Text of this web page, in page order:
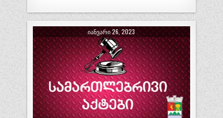
ᲘᲐᲜᲕᲐᲠᲘ 26, 2023